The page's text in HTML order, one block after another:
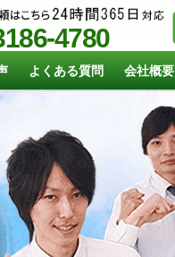
4780
よくある質問 会社概要